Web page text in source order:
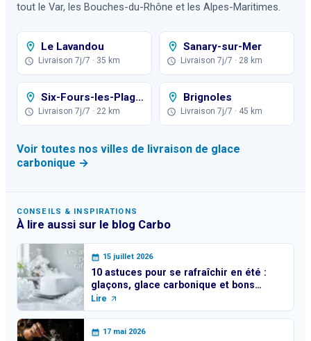
tout le Var, les Bouches-du-Rhône et les Alpes-Maritimes.
Le Lavandou
Livraison 7j/7 · 35 km
Sanary-sur-Mer
Livraison 7j/7 · 28 km
Six-Fours-les-Plages
Livraison 7j/7 · 22 km
Brignoles
Livraison 7j/7 · 45 km
Voir toutes nos villes de livraison de glace
carbonique →
CONSEILS & INSPIRATIONS
À lire aussi sur le blog Carbo
15 juillet 2026
10 astuces pour se rafraîchir en été :
glaçons, glace carbonique et bons
réflexes
Lire
17 mai 2026